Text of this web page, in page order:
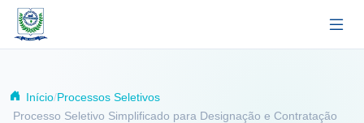
Pular para o conteúdo principal
Início Processos Seletivos
Processo Seletivo Simplificado para Designação e Contratação